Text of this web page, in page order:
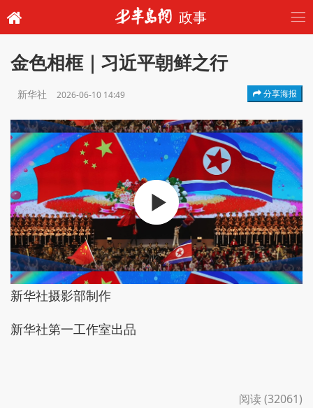
政事
金色相框｜习近平朝鲜之行
新华社 2026-06-10 14:49 分享海报
新华社摄影部制作
新华社第一工作室出品
阅读 (32061)